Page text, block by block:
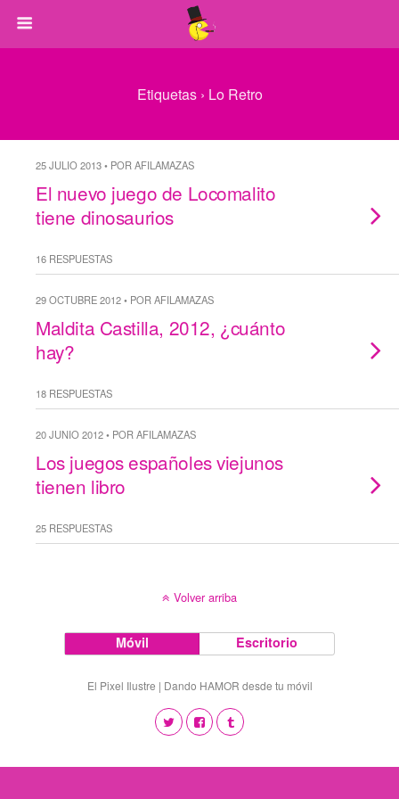
Etiquetas › Lo Retro
25 JULIO 2013 • POR AFILAMAZAS
El nuevo juego de Locomalito
tiene dinosaurios
16 RESPUESTAS
29 OCTUBRE 2012 • POR AFILAMAZAS
Maldita Castilla, 2012, ¿cuánto
hay?
18 RESPUESTAS
20 JUNIO 2012 • POR AFILAMAZAS
Los juegos españoles viejunos
tienen libro
25 RESPUESTAS
Volver arriba
Móvil Escritorio
El Pixel Ilustre | Dando HAMOR desde tu móvil